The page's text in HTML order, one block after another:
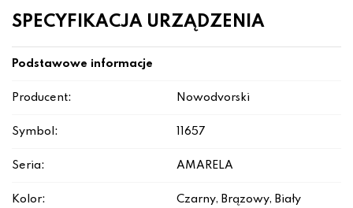
SPECYFIKACJA URZĄDZENIA
Podstawowe informacje
Producent: Nowodvorski
Symbol: 11657
Seria: AMARELA
Kolor: Czarny, Brązowy, Biały